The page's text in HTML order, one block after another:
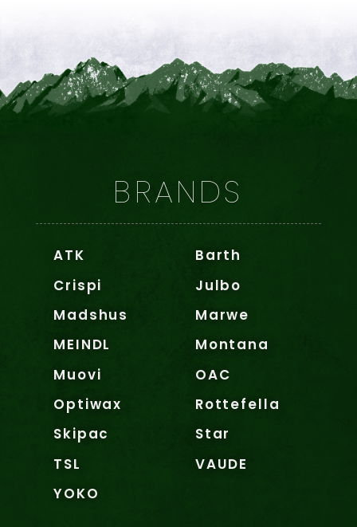
BRANDS
ATK
Barth
Crispi
Julbo
Madshus
Marwe
MEINDL
Montana
Muovi
OAC
Optiwax
Rottefella
Skipac
Star
TSL
VAUDE
YOKO